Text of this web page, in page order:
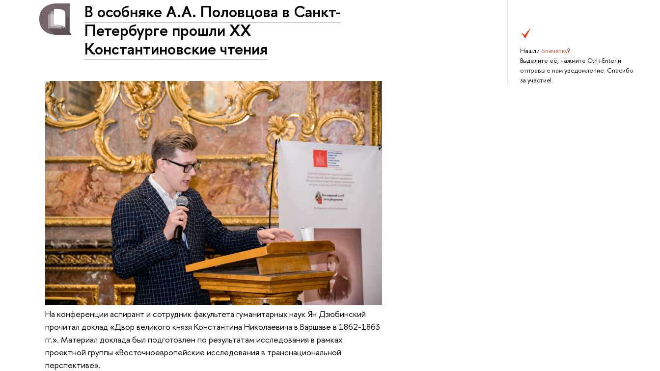
Нашли опечатку?
Выделите её, нажмите Ctrl+Enter и
отправьте нам уведомление. Спасибо
за участие!
В особняке А.А. Половцова в Санкт-
Петербурге прошли XX
Константиновские чтения
На конференции аспирант и сотрудник факультета гуманитарных наук Ян Дзюбинский
прочитал доклад «Двор великого князя Константина Николаевича в Варшаве в 1862-1863
гг.». Материал доклада был подготовлен по результатам исследования в рамках
проектной группы «Восточноевропейские исследования в транснациональной
перспективе».